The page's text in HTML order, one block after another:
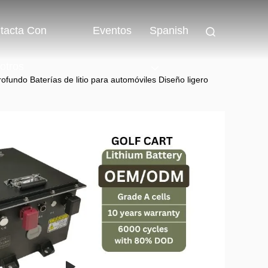
Con Eventos Spanish
Baterías de litio para automóviles Diseño ligero